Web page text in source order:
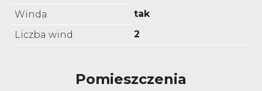
Winda
tak
Liczba wind
2
Pomieszczenia